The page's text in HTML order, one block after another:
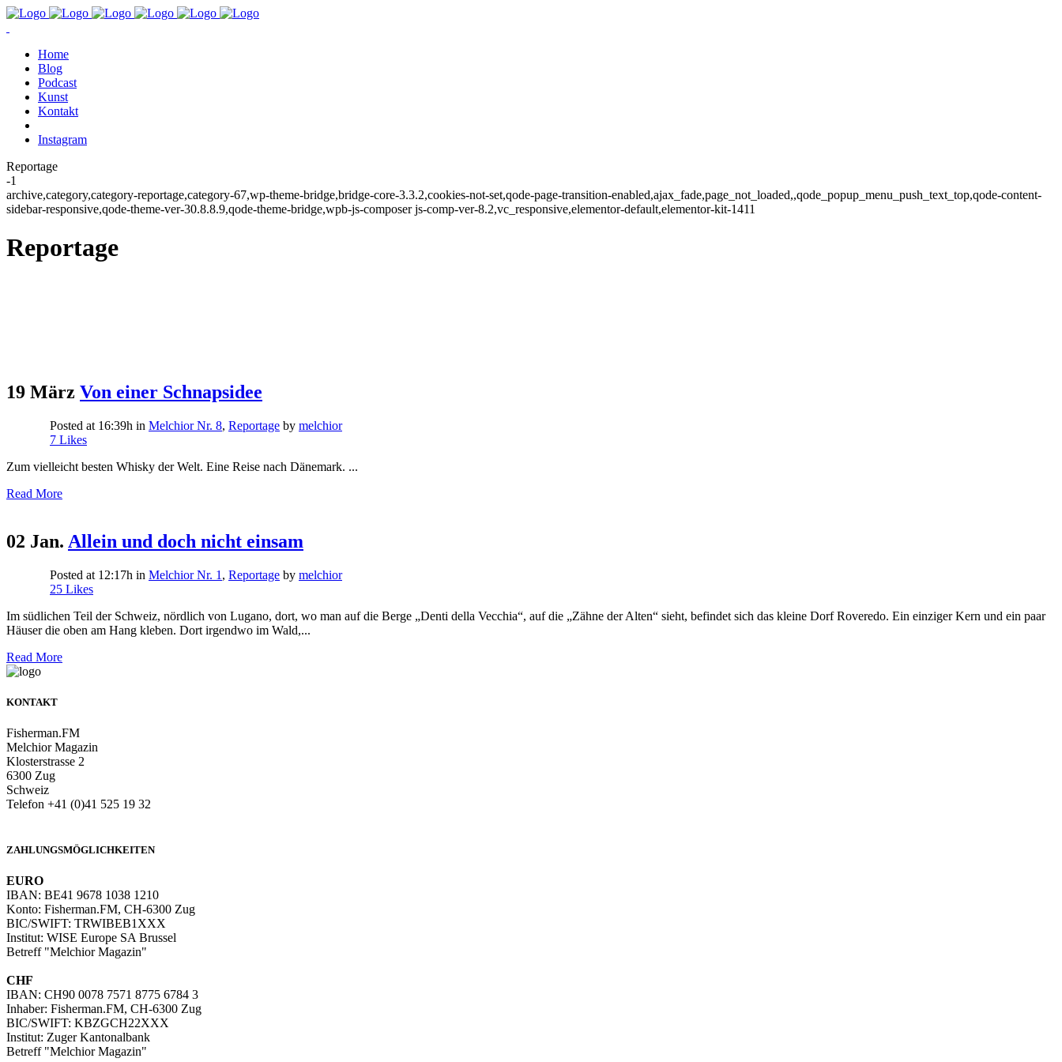
Home
Blog
Podcast
Kunst
Kontakt
Instagram
Reportage
-1
archive,category,category-reportage,category-67,wp-theme-bridge,bridge-core-3.3.2,cookies-not-set,qode-page-transition-enabled,ajax_fade,page_not_loaded,,qode_popup_menu_push_text_top,qode-content-
sidebar-responsive,qode-theme-ver-30.8.8.9,qode-theme-bridge,wpb-js-composer js-comp-ver-8.2,vc_responsive,elementor-default,elementor-kit-1411
Reportage
19 März Von einer Schnapsidee
Posted at 16:39h in Melchior Nr. 8, Reportage by melchior
7 Likes
Zum vielleicht besten Whisky der Welt. Eine Reise nach Dänemark. ...
Read More
02 Jan. Allein und doch nicht einsam
Posted at 12:17h in Melchior Nr. 1 , Reportage by melchior
25 Likes
Im südlichen Teil der Schweiz, nördlich von Lugano, dort, wo man auf die Berge „Denti della Vecchia“, auf die „Zähne der Alten“ sieht, befindet sich das kleine Dorf Roveredo. Ein einziger Kern und ein paar
Häuser die oben am Hang kleben. Dort irgendwo im Wald,...
Read More
KONTAKT
Fisherman.FM
Melchior Magazin
Klosterstrasse 2
6300 Zug
Schweiz
Telefon +41 (0)41 525 19 32
ZAHLUNGSMÖGLICHKEITEN
EURO
IBAN: BE41 9678 1038 1210
Konto: Fisherman.FM, CH-6300 Zug
BIC/SWIFT: TRWIBEB1XXX
Institut: WISE Europe SA Brussel
Betreff "Melchior Magazin"
CHF
IBAN: CH90 0078 7571 8775 6784 3
Inhaber: Fisherman.FM, CH-6300 Zug
BIC/SWIFT: KBZGCH22XXX
Institut: Zuger Kantonalbank
Betreff "Melchior Magazin"